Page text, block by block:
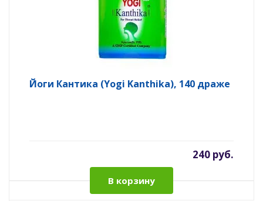
Йоги Кантика (Yogi Kanthika), 140 драже
240 руб.
В корзину